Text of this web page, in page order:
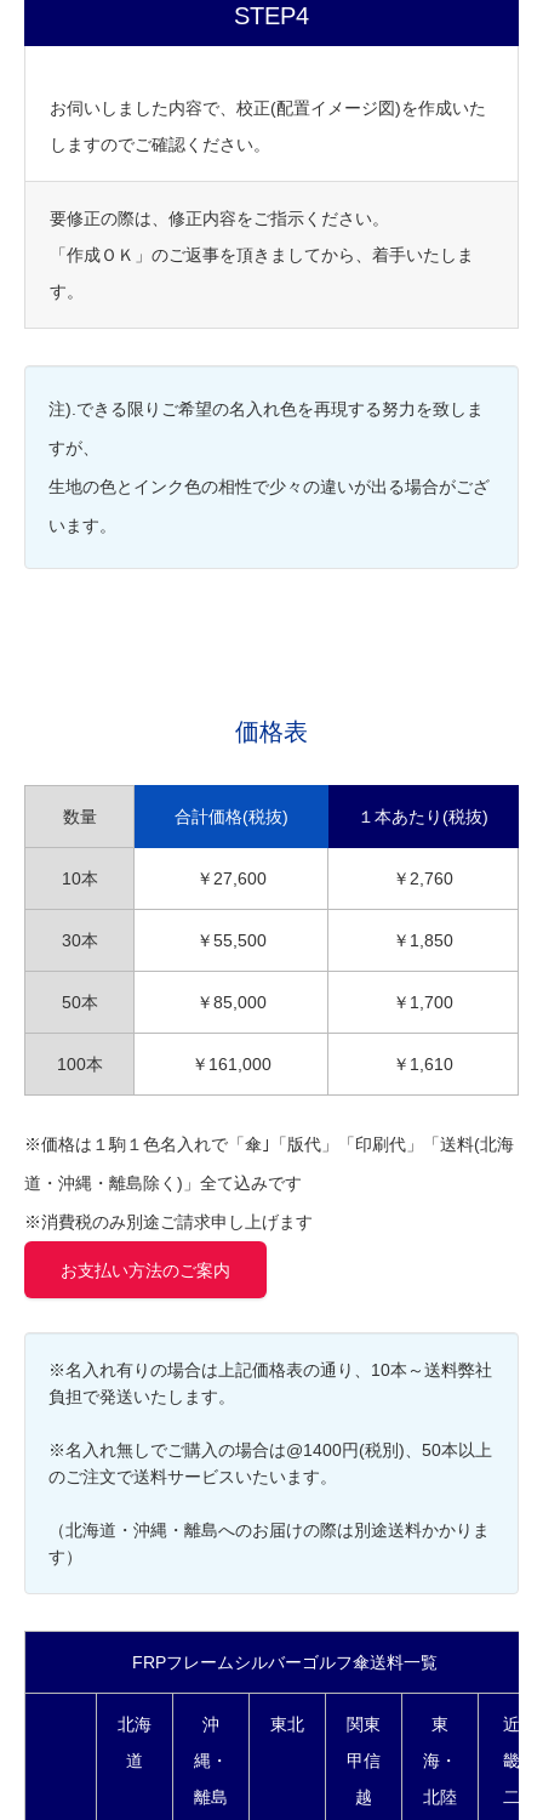
STEP4
お伺いしました内容で、校正(配置イメージ図)を作成いた
しますのでご確認ください。
要修正の際は、修正内容をご指示ください。
「作成ＯＫ」のご返事を頂きましてから、着手いたしま
す。
注).できる限りご希望の名入れ色を再現する努力を致しま
すが、
生地の色とインク色の相性で少々の違いが出る場合がござ
います。
価格表
数量 合計価格(税抜) １本あたり(税抜)
10本 ￥27,600 ￥2,760
30本 ￥55,500 ￥1,850
50本 ￥85,000 ￥1,700
100本 ￥161,000 ￥1,610
※価格は１駒１色名入れで「傘｣「版代」「印刷代」「送料(北海
道・沖縄・離島除く)」全て込みです
※消費税のみ別途ご請求申し上げます
お支払い方法のご案内
※名入れ有りの場合は上記価格表の通り、10本～送料弊社
負担で発送いたします。
※名入れ無しでご購入の場合は@1400円(税別)、50本以上
のご注文で送料サービスいたいます。
（北海道・沖縄・離島へのお届けの際は別途送料かかりま
す）
FRPフレームシルバーゴルフ傘送料一覧
北海
道
沖
縄・
離島
東北
関東
甲信
越
東
海・
北陸
近
畿
二